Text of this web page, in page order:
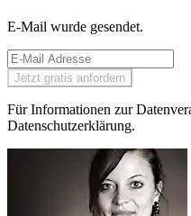
E-Mail wurde gesendet.
Jetzt gratis anfordern
Für Informationen zur
Datenschutzerklärung.